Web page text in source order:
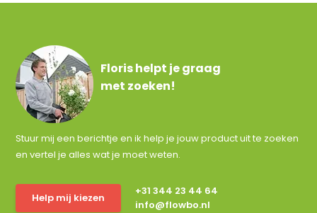
Floris helpt je graag
met zoeken!
Stuur mij een berichtje en ik help je jouw product uit te zoeken
en vertel je alles wat je moet weten.
Help mij kiezen
+31 344 23 44 64
info@flowbo.nl